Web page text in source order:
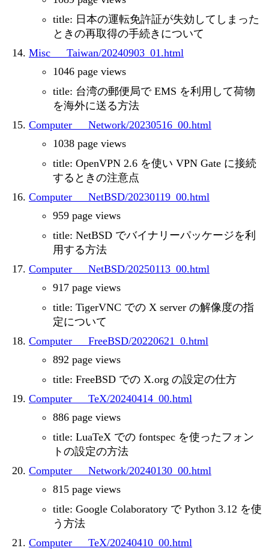
title: 日本の運転免許証が失効してしまった
ときの再取得の手続きについて
Misc___Taiwan/20240903_01.html
1046 page views
title: 台湾の郵便局で EMS を利用して荷物
を海外に送る方法
Computer___Network/20230516_00.html
1038 page views
title: OpenVPN 2.6 を使い VPN Gate に接続
するときの注意点
Computer___NetBSD/20230119_00.html
959 page views
title: NetBSD でバイナリーパッケージを利
用する方法
Computer___NetBSD/20250113_00.html
917 page views
title: TigerVNC での X server の解像度の指
定について
Computer___FreeBSD/20220621_0.html
892 page views
title: FreeBSD での X.org の設定の仕方
Computer___TeX/20240414_00.html
886 page views
title: LuaTeX での fontspec を使ったフォン
トの設定の方法
Computer___Network/20240130_00.html
815 page views
title: Google Colaboratory で Python 3.12 を使
う方法
Computer___TeX/20240410_00.html